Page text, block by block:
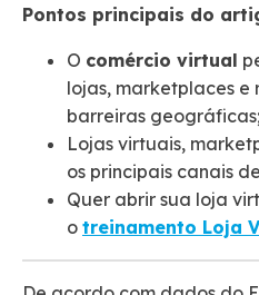
Pontos principais do
O comércio virtual
lojas, marketplaces e
barreiras geográficas;
Lojas virtuais,
os principais canais
Quer abrir sua loja
o treinamento Loja